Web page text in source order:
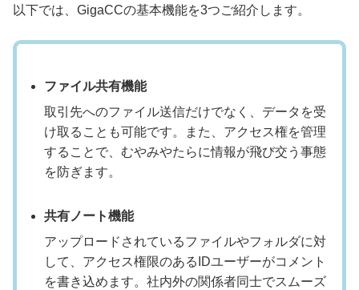
以下では、GigaCCの基本機能を3つご紹介します。
ファイル共有機能
取引先へのファイル送信だけでなく、データを受
け取ることも可能です。また、アクセス権を管理
することで、むやみやたらに情報が飛び交う事態
を防ぎます。
共有ノート機能
アップロードされているファイルやフォルダに対
して、アクセス権限のあるIDユーザーがコメント
を書き込めます。社内外の関係者同士でスムーズ